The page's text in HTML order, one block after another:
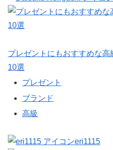
プレゼントにもおすすめな
10選
プレゼント
ブランド
高級
eri1115